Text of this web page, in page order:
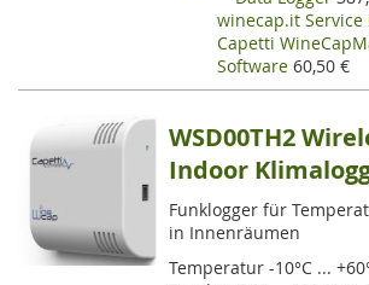
winecap.it Service
Capetti
Software 60,50 €
WSD00TH2
Indoor
Funklogger für
in Innenräumen
Temperatur -10°C ...